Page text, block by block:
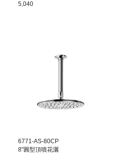
5,040
6771-AS-80CP
8"圓型頂噴花灑